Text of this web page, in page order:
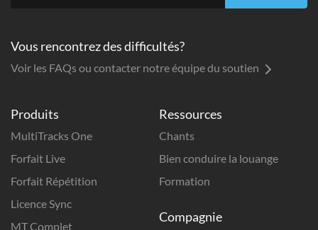
Produits
MultiTracks One
Forfait Live
Forfait Répétition
Licence Sync
MT Complet
Ressources
Chants
Bien conduire la louange
Formation
Compagnie
Vous rencontrez des difficultés?
Voir les FAQs ou contacter notre équipe du soutien